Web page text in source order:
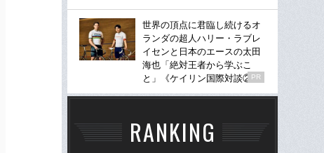
世界の頂点に君臨し続けるオ
ランダの超人ハリー・ラブレ
イセンと日本のエースの太田
海也「絶対王者から学ぶこ
と」《ケイリン国際対談②》
PR
RANKING